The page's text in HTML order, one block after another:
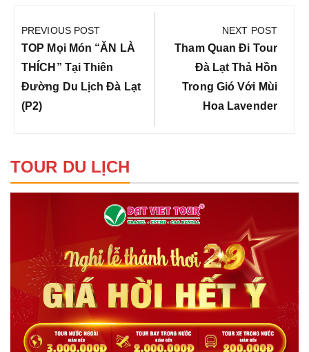
hướng
bài
viết
PREVIOUS POST
Previous
Post:
TOP Mọi Món “ĂN LÀ
THÍCH” Tại Thiên
Đường Du Lịch Đà Lạt
(P2)
NEXT POST
Next
Post:
Tham Quan Đi Tour
Đà Lạt Thả Hồn
Trong Gió Với Mùi
Hoa Lavender
TOUR DU LỊCH